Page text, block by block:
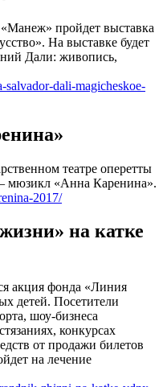
пройдет выставка
На выставке будет
Дали: живопись,
salvador-dali-magicheskoe-
театре оперетты
мюзикл «Анна Каренина».
2017/
на катке
акция фонда «Линия
детей. Посетители
шоу-бизнеса
конкурсах
от продажи билетов
на лечение